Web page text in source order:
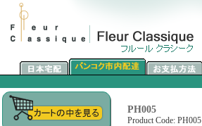
PH005
Product Code: PH005